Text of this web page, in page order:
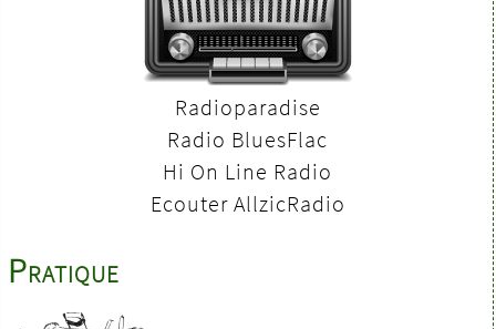
Radioparadise
Radio BluesFlac
Hi On Line Radio
Ecouter AllzicRadio
Pratique